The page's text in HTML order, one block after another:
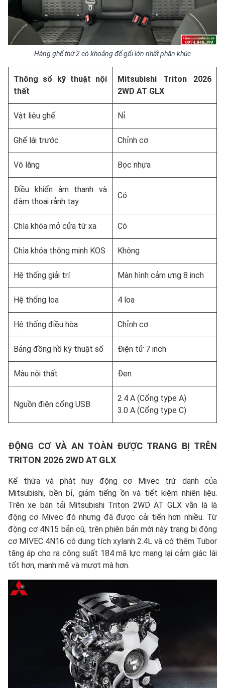
Hàng ghế thứ 2 có khoảng để gối lớn nhất phân khúc
Thông số kỹ thuật nội
thất
Mitsubishi Triton 2026
2WD AT GLX
Vật liệu ghế Nỉ
Ghế lái trước Chỉnh cơ
Vô lăng Bọc nhựa
Điều khiển âm thanh và
đàm thoại rảnh tay
Có
Chìa khóa mở cửa từ xa Có
Chìa khóa thông minh KOS Không
Hệ thống giải trí Màn hình cảm ưng 8 inch
Hệ thống loa 4 loa
Hệ thống điều hòa Chỉnh cơ
Bảng đồng hồ kỹ thuật số Điện tử 7 inch
Màu nội thất Đen
Nguồn điện cổng USB
2.4 A (Cổng type A)
3.0 A (Cổng type C)
ĐỘNG CƠ VÀ AN TOÀN ĐƯỢC TRANG BỊ TRÊN
TRITON 2026 2WD AT GLX
Kế thừa và phát huy động cơ Mivec trứ danh của
Mitsubishi, bền bỉ, giảm tiếng ồn và tiết kiệm nhiên liệu.
Trên xe bán tải Mitsubishi Triton 2WD AT GLX vẫn là là
động cơ Mivec đó nhưng đã được cải tiến hơn nhiều. Từ
động cơ 4N15 bản cũ, trên phiên bản mới này trang bị động
cơ MIVEC 4N16 có dung tích xylanh 2.4L và có thêm Tubor
tăng áp cho ra công suất 184 mã lực mang lại cảm giác lái
tốt hơn, mạnh mẽ và mượt mà hơn.